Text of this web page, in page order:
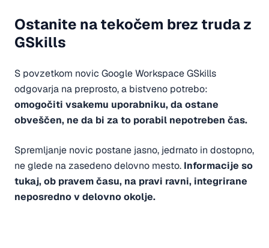
Ostanite na tekočem brez truda z
GSkills
S povzetkom novic Google Workspace GSkills
odgovarja na preprosto, a bistveno potrebo:
omogočiti vsakemu uporabniku, da ostane
obveščen, ne da bi za to porabil nepotreben čas.
Spremljanje novic postane jasno, jedrnato in dostopno,
ne glede na zasedeno delovno mesto. Informacije so
tukaj, ob pravem času, na pravi ravni, integrirane
neposredno v delovno okolje.